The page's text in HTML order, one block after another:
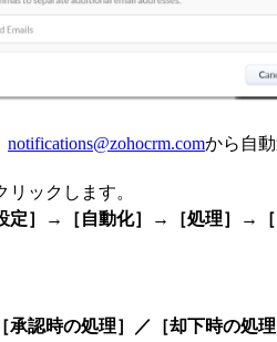
notifications@zohocrm.comから自動
リックします。
定］ → ［自動化］ → ［処理］→
［承認時の処理］／［却下時の処理